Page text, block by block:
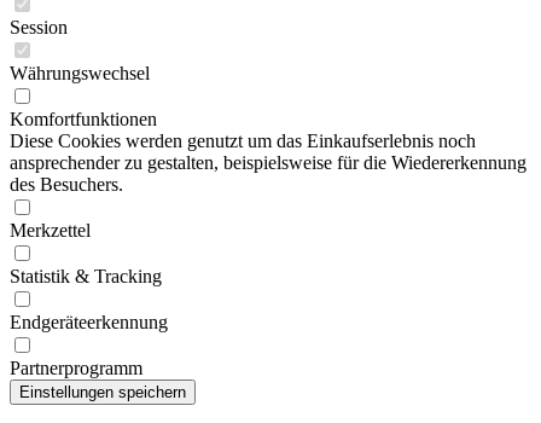
Session
Währungswechsel
Komfortfunktionen
Diese Cookies werden genutzt um das Einkaufserlebnis noch
ansprechender zu gestalten, beispielsweise für die Wiedererkennung
des Besuchers.
Merkzettel
Statistik & Tracking
Endgeräteerkennung
Partnerprogramm